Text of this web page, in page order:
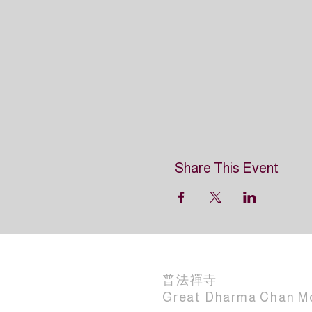
Share This Event
普法禪寺
Great Dharma Chan